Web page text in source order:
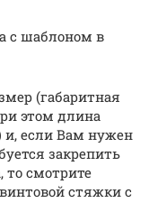
с шаблоном в
(габаритная
этом длина
и, если Вам нужен
закрепить
то смотрите
стяжки с